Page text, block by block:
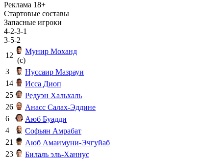
Реклама 18+
Стартовые составы
Запасные игроки
4-2-3-1
3-5-2
12
Мунир Моханд
(c)
3
Нуссаир Мазрауи
14
Исса Диоп
25
Редуэн Хальхаль
26
Анасс Салах-Эддине
6
Аюб Буадди
4
Софьян Амрабат
21
Аюб Амаимуни-Эчгуйаб
23
Билаль эль-Ханнус